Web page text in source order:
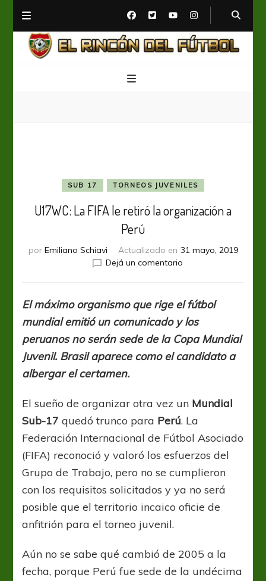
SUB 17 TORNEOS JUVENILES
U17WC: La FIFA le retiró la organización a
Perú
por Emiliano Schiavi Actualizado en 31 mayo, 2019
Dejá un comentarioen
FIFA
le
retiró
la
organización
a
El máximo organismo que rige el fútbol
mundial emitió un comunicado y los
peruanos no serán sede de la Copa Mundial
Juvenil. Brasil aparece como el candidato a
albergar el certamen.
El sueño de organizar otra vez un Mundial
Sub-17 quedó trunco para Perú. La
Federación Internacional de Fútbol Asociado
(FIFA) reconoció y valoró los esfuerzos del
Grupo de Trabajo, pero no se cumplieron
con los requisitos solicitados y ya no será
posible que el territorio incaico oficie de
anfitrión para el torneo juvenil.
Aún no se sabe qué cambió de 2005 a la
fecha, porque Perú fue sede de la undécima